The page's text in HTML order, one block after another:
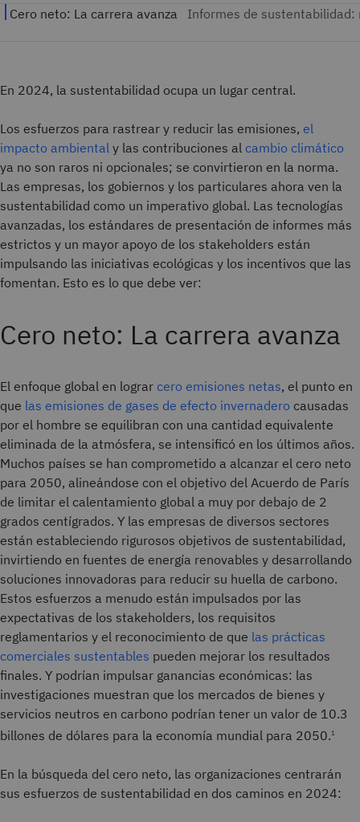
En 2024, la sustentabilidad ocupa un lugar central.
Los esfuerzos para rastrear y reducir las emisiones, el
impacto ambiental y las contribuciones al cambio climático
ya no son raros ni opcionales; se convirtieron en la norma.
Las empresas, los gobiernos y los particulares ahora ven la
sustentabilidad como un imperativo global. Las tecnologías
avanzadas, los estándares de presentación de informes más
estrictos y un mayor apoyo de los stakeholders están
impulsando las iniciativas ecológicas y los incentivos que las
fomentan. Esto es lo que debe ver:
Cero neto: La carrera avanza
El enfoque global en lograr cero emisiones netas, el punto en
que las emisiones de gases de efecto invernadero causadas
por el hombre se equilibran con una cantidad equivalente
eliminada de la atmósfera, se intensificó en los últimos años.
Muchos países se han comprometido a alcanzar el cero neto
para 2050, alineándose con el objetivo del Acuerdo de París
de limitar el calentamiento global a muy por debajo de 2
grados centígrados. Y las empresas de diversos sectores
están estableciendo rigurosos objetivos de sustentabilidad,
invirtiendo en fuentes de energía renovables y desarrollando
soluciones innovadoras para reducir su huella de carbono.
Estos esfuerzos a menudo están impulsados por las
expectativas de los stakeholders, los requisitos
reglamentarios y el reconocimiento de que las prácticas
comerciales sustentables pueden mejorar los resultados
finales. Y podrían impulsar ganancias económicas: las
investigaciones muestran que los mercados de bienes y
servicios neutros en carbono podrían tener un valor de 10.3
billones de dólares para la economía mundial para 2050.1
En la búsqueda del cero neto, las organizaciones centrarán
sus esfuerzos de sustentabilidad en dos caminos en 2024: